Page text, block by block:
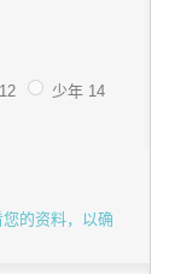
少年 14
的资料，以确